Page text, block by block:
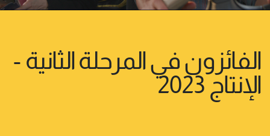
الفائزون في المرحلة الثانية -
الإنتاج 2023